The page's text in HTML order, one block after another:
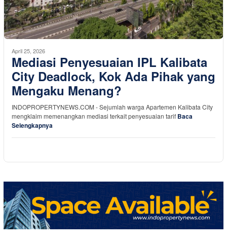
April 25, 2026
Mediasi Penyesuaian IPL Kalibata
City Deadlock, Kok Ada Pihak yang
Mengaku Menang?
INDOPROPERTYNEWS.COM - Sejumlah warga Apartemen Kalibata City
mengklaim memenangkan mediasi terkait penyesuaian tarif Baca
Selengkapnya